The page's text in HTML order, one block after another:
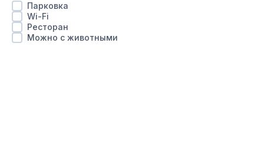
Парковка
Wi-Fi
Ресторан
Можно с животными